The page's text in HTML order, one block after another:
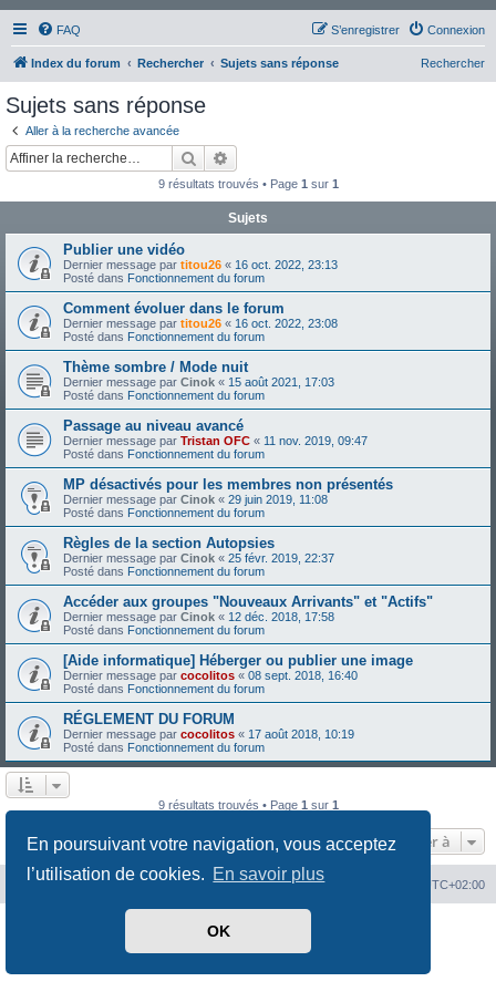
En poursuivant votre navigation, vous acceptez
l’utilisation de cookies. En savoir plus
OK
FAQ Connexion
S’enregistrer
Index du forum Rechercher Sujets sans réponse Rechercher
Sujets sans réponse
Aller à la recherche avancée
Rechercher
9 résultats trouvés • Page 1 sur 1
Sujets
Publier une vidéo
Dernier message par titou26 « 16 oct. 2022, 23:13
Posté dans Fonctionnement du forum
Comment évoluer dans le forum
Dernier message par titou26 « 16 oct. 2022, 23:08
Posté dans Fonctionnement du forum
Thème sombre / Mode nuit
Dernier message par Cinok « 15 août 2021, 17:03
Posté dans Fonctionnement du forum
Passage au niveau avancé
Dernier message par Tristan OFC « 11 nov. 2019, 09:47
Posté dans Fonctionnement du forum
MP désactivés pour les membres non présentés
Dernier message par Cinok « 29 juin 2019, 11:08
Posté dans Fonctionnement du forum
Règles de la section Autopsies
Dernier message par Cinok « 25 févr. 2019, 22:37
Posté dans Fonctionnement du forum
Accéder aux groupes "Nouveaux Arrivants" et "Actifs"
Dernier message par Cinok « 12 déc. 2018, 17:58
Posté dans Fonctionnement du forum
[Aide informatique] Héberger ou publier une image
Dernier message par cocolitos « 08 sept. 2018, 16:40
Posté dans Fonctionnement du forum
RÉGLEMENT DU FORUM
Dernier message par cocolitos « 17 août 2018, 10:19
Posté dans Fonctionnement du forum
9 résultats trouvés • Page 1 sur 1
Aller à
Index du forum UTC+02:00
phpBB® Forum Software © phpBB Limited